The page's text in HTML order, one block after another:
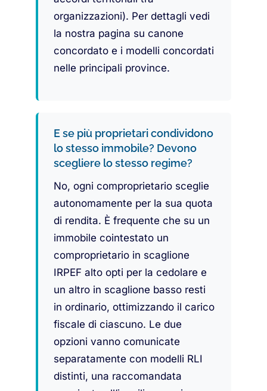
organizzazioni). Per dettagli vedi
la nostra pagina su canone
concordato e i modelli concordati
nelle principali province.
E se più proprietari condividono
lo stesso immobile? Devono
scegliere lo stesso regime?
No, ogni comproprietario sceglie
autonomamente per la sua quota
di rendita. È frequente che su un
immobile cointestato un
comproprietario in scaglione
IRPEF alto opti per la cedolare e
un altro in scaglione basso resti
in ordinario, ottimizzando il carico
fiscale di ciascuno. Le due
opzioni vanno comunicate
separatamente con modelli RLI
distinti, una raccomandata